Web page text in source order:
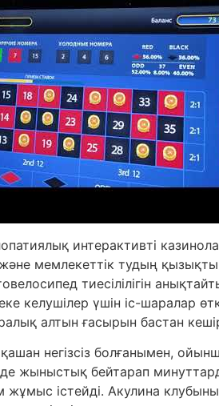
интерактивті
мемлекеттік тудың
тиесілілігін
келушілер үшін іс-шаралар
алтын ғасырын бастан
негізсіз болғанымен,
де жыныстық бейтарап
істейді. Акулина